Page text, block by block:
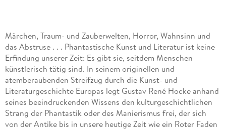
Märchen, Traum- und Zauberwelten, Horror, Wahnsinn und
das Abstruse . . . Phantastische Kunst und Literatur ist keine
Erfindung unserer Zeit: Es gibt sie, seitdem Menschen
künstlerisch tätig sind. In seinem originellen und
atemberaubenden Streifzug durch die Kunst- und
Literaturgeschichte Europas legt Gustav René Hocke anhand
seines beeindruckenden Wissens den kulturgeschichtlichen
Strang der Phantastik oder des Manierismus frei, der sich
von der Antike bis in unsere heutige Zeit wie ein Roter Faden